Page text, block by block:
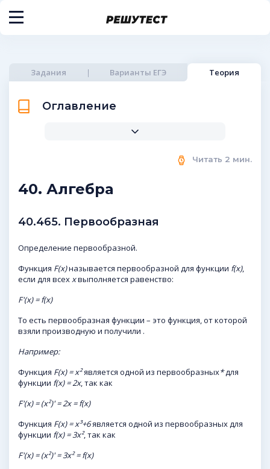
Задания Варианты ЕГЭ Теория
Оглавление
40. Алгебра
Читать 2 мин.
40.465. Первообразная
Определение первообразной.
Функция F(x)называется первообразной для функции f(x),
если для всех xвыполняется равенство:
F'(x) = f(x)
То есть первообразная функции – это функция, от которой
взяли производную и получили .
Например:
Функция F(x) = х²является одной из первообразных*для
функции f(x) = 2х, так как
F'(x) = (х²)' = 2x = f(x)
Функция F(x) = х³+6является одной из первообразных для
функции f(x) = 3х², так как
F'(x) = (х²)' = 3х² = f(x)